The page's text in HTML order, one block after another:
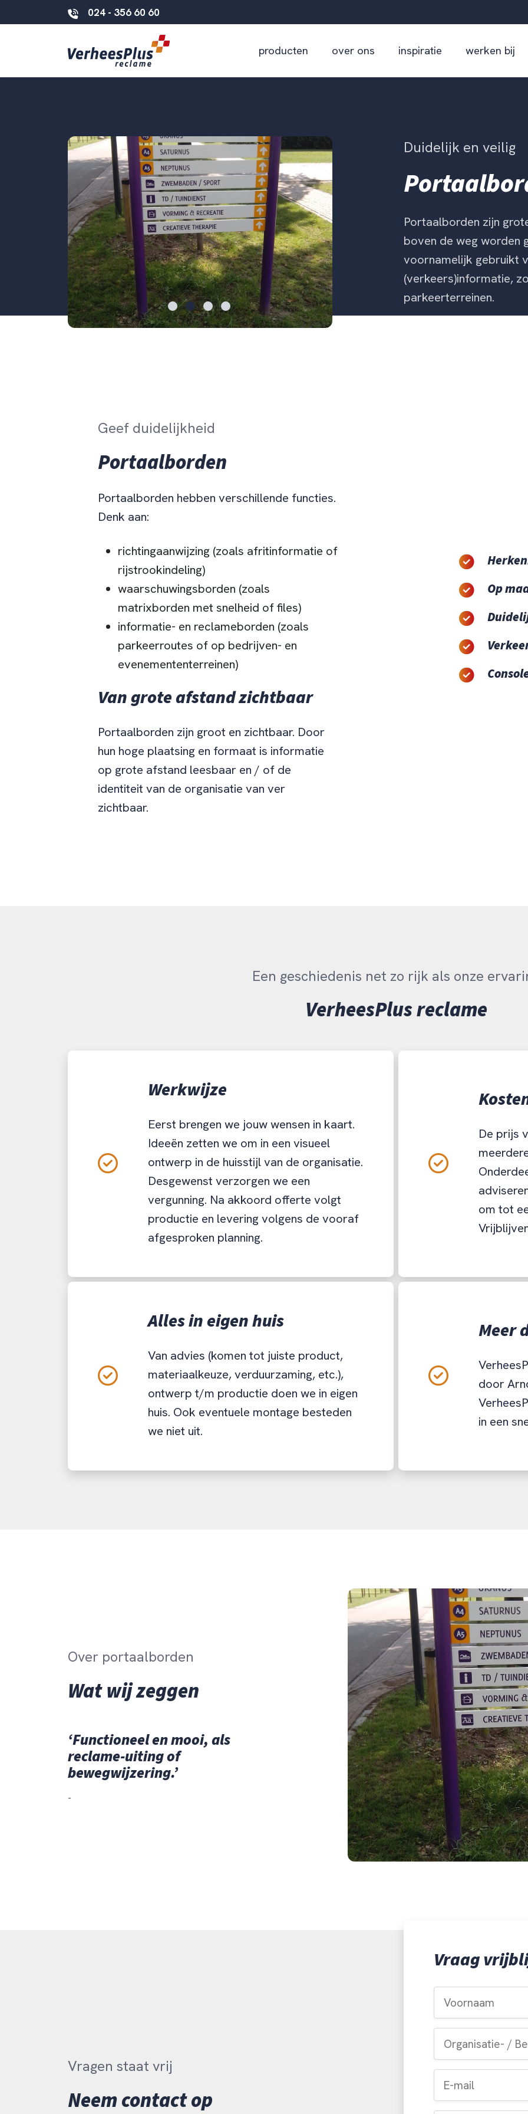
024 - 356 60 60
producten over ons inspiratie werken bij
Duidelijk en veilig
Portaalborden zijn
boven de weg worden
voornamelijk gebruikt
(verkeers)informatie,
parkeerterreinen.
Geef duidelijkheid
Portaalborden
Portaalborden hebben verschillende functies.
Denk aan:
richtingaanwijzing (zoals afritinformatie of
rijstrookindeling)
waarschuwingsborden (zoals
matrixborden met snelheid of files)
informatie- en reclameborden (zoals
parkeerroutes of op bedrijven- en
evenemententerreinen)
Van grote afstand zichtbaar
Portaalborden zijn groot en zichtbaar. Door
hun hoge plaatsing en formaat is informatie
op grote afstand leesbaar en / of de
identiteit van de organisatie van ver
zichtbaar.
Op
Een geschiedenis net zo rijk als onze
VerheesPlus reclame
Werkwijze
Eerst brengen we jouw wensen in kaart.
Ideeën zetten we om in een visueel
ontwerp in de huisstijl van de organisatie.
Desgewenst verzorgen we een
vergunning. Na akkoord offerte volgt
productie en levering volgens de vooraf
afgesproken planning.
De prijs
om tot
Alles in eigen huis
Van advies (komen tot juiste product,
materiaalkeuze, verduurzaming, etc.),
ontwerp t/m productie doen we in eigen
huis. Ook eventuele montage besteden
we niet uit.
Meer
door
in een
Over portaalborden
Wat wij zeggen
‘Functioneel en mooi, als
reclame-uiting of
bewegwijzering.’
-
Vragen staat vrij
Neem contact op
Vraag